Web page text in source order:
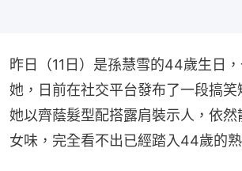
昨日（11日）是孫慧雪的44歲生日
她，日前在社交平台發布了一段搞笑
她以齊蔭髮型配搭露肩裝示人，依
女味，完全看不出已經踏入44歲的熟